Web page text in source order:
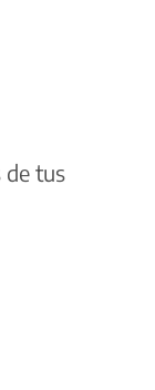
de tus